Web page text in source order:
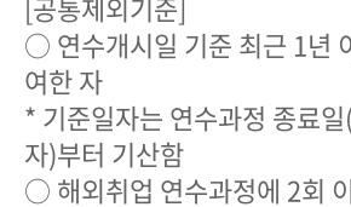
○ 연수개시일 기준 최근 1년
여한 자
* 기준일자는 연수과정 종료
자)부터 기산함
○ 해외취업 연수과정에 2회